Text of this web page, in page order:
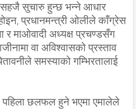
सहजै सुचारु हुन्छ भन्ने आधार
प्रधानमन्त्री ओलीले काँग्रेस
र माओवादी अध्यक्ष प्रचण्डसँग
वा अविश्वासको प्रस्ताव
समस्याको गम्भिरतालाई
पहिला छलफल हुने भएमा एमालेले